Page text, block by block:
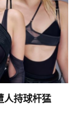
持球杆猛